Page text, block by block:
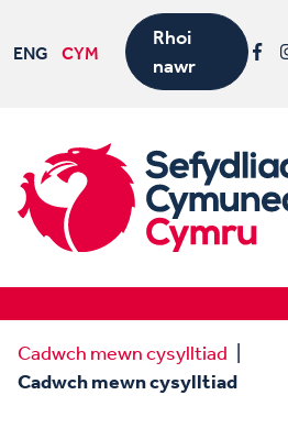
ENG CYM
Rhoi
nawr
Cadwch mewn cysylltiad
Cadwch mewn cysylltiad